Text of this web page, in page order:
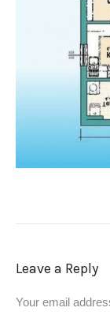
Leave a Reply
Your email